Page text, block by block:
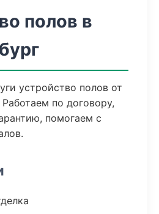
полов в
устройство полов от
по договору,
помогаем с